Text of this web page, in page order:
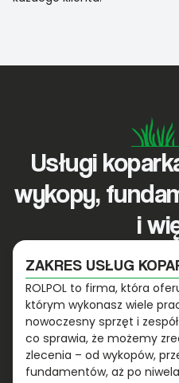
Usługi
wykopy,
i
ZAKRES USŁUG
ROLPOL to firma, która
którym wykonasz wiele
nowoczesny sprzęt i
co sprawia, że możemy
zlecenia – od wykopów,
fundamentów, aż po